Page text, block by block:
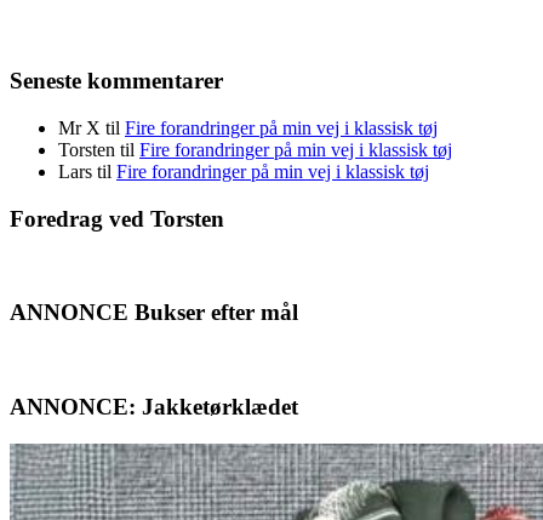
Seneste kommentarer
Mr X til Fire forandringer på min vej i klassisk tøj
Torsten til Fire forandringer på min vej i klassisk tøj
Lars til Fire forandringer på min vej i klassisk tøj
Foredrag ved Torsten
ANNONCE Bukser efter mål
ANNONCE: Jakketørklædet